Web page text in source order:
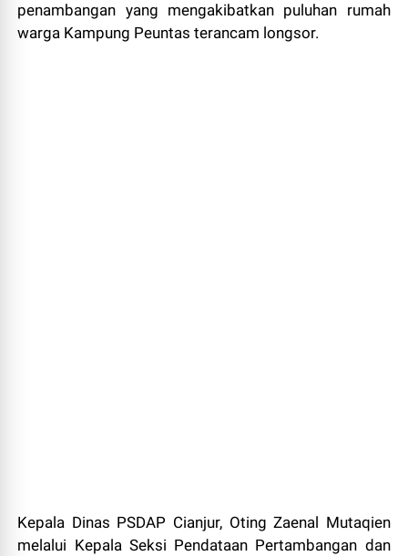
penambangan yang mengakibatkan puluhan rumah
warga Kampung Peuntas terancam longsor.
Kepala Dinas PSDAP Cianjur, Oting Zaenal Mutaqien
melalui Kepala Seksi Pendataan Pertambangan dan